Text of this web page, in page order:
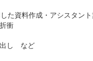
た資料作成・アシスタン
衝
し　など